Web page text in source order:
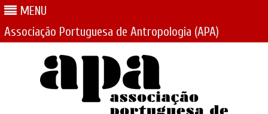
MENU
Associação Portuguesa de Antropologia (APA)